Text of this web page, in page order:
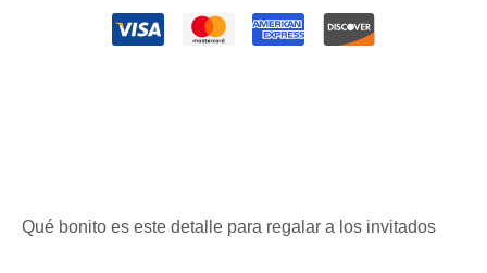
Qué bonito es este detalle para regalar a los invitados